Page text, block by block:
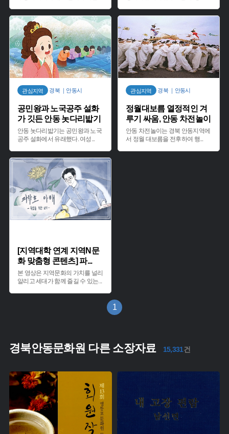
관심지역 경북 ｜안동시
공민왕과 노국공주 설화
가 깃든 안동 놋다리밟기
안동 놋다리밟기는 공민왕과 노국
공주 설화에서 유래했다. 여성...
관심지역 경북 ｜안동시
정월대보름 열정적인 겨
루기 싸움, 안동 차전놀이
안동 차전놀이는 경북 안동지역에
서 정월 대보름을 전후하여 행...
[지역대학 연계 지역N문
화 맞춤형 콘텐츠] 파...
본 영상은 지역문화의 가치를 널리
알리고 세대가 함께 즐길 수 있는...
1
경북안동문화원 다른 소장자료 15,331건
유형 :
생산 :
소장 :
유형 :